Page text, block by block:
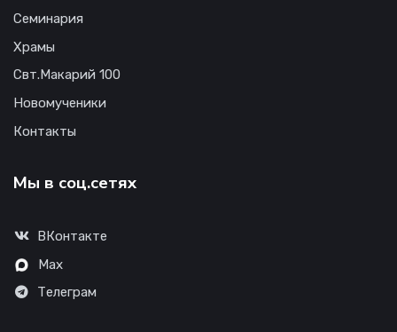
Семинария
Храмы
Свт.Макарий 100
Новомученики
Контакты
Мы в соц.сетях
ВКонтакте
Max
Телеграм